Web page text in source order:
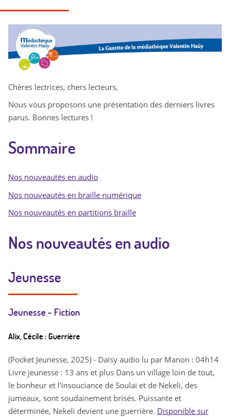
b
n
d
a
u
g
a
e
t
t
e
.
j
p
g
Chères lectrices, chers lecteurs,
Nous vous proposons une présentation des derniers livres
parus. Bonnes lectures !
Sommaire
Nos nouveautés en audio
Nos nouveautés en braille numérique
Nos nouveautés en partitions braille
Nos nouveautés en audio
Jeunesse
Jeunesse - Fiction
Alix, Cécile : Guerrière
(Pocket Jeunesse, 2025) - Daisy audio lu par Manon : 04h14
Livre jeunesse : 13 ans et plus Dans un village loin de tout,
le bonheur et l'insouciance de Soulaï et de Nekeli, des
jumeaux, sont soudainement brisés. Puissante et
déterminée, Nekeli devient une guerrière. Disponible sur